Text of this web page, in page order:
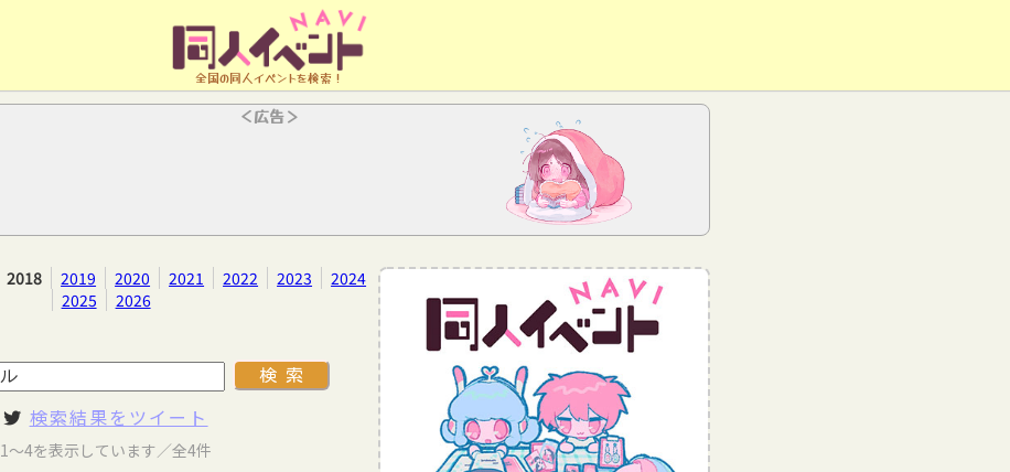
全国の同人イベントを検索！
＜広告＞
2018 2019 2020 2021 2022 2023
2024
2025
2026
検索結果をツイート
1～4を表示しています／全4件